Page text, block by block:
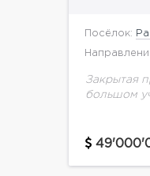
Посёлок:
Закрытая
большом